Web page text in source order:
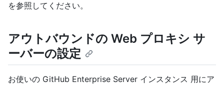
を参照してください。
アウトバウンドの Web プロキシ サ
ーバーの設定
お使いの GitHub Enterprise Server インスタンス 用にア